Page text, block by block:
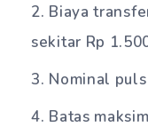
Biaya
sekitar Rp
Nominal
Batas